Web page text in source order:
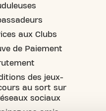
aux Clubs
de Paiement
des jeux-
au sort sur
sociaux